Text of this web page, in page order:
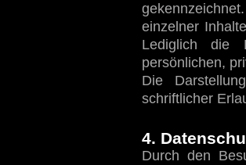
einzelner
Lediglich die
persönlichen,
Die
schriftlicher
4.
Durch den